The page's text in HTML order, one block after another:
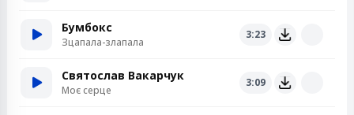
Бумбокс
Зцапала-злапала
3:23
Святослав Вакарчук
Моє серце
3:09